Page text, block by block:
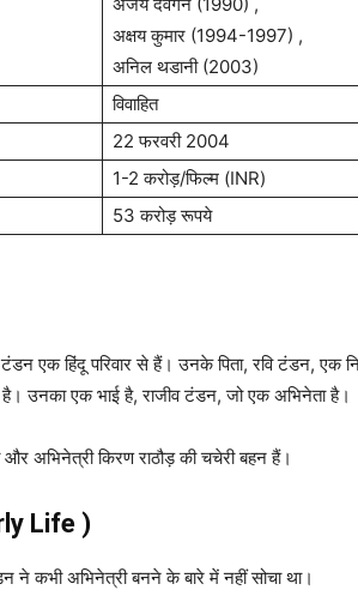
अक्षय कुमार (1994-1997) ,
अनिल थडानी (2003)
विवाहित
22 फरवरी 2004
1-2 करोड़/फिल्म (INR)
53 करोड़ रूपये
एक हिंदू परिवार से हैं। उनके पिता, रवि टंडन, एक
है। उनका एक भाई है, राजीव टंडन, जो एक अभिनेता है।
अभिनेत्री किरण राठौड़ की चचेरी बहन हैं।
Life )
ने कभी अभिनेत्री बनने के बारे में नहीं सोचा था।